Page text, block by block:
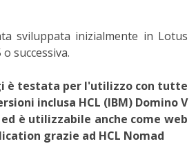
sviluppata inizialmente in Lotus
successiva.
è testata per l'utilizzo con tutte
inclusa HCL (IBM) Domino V
ed è utilizzabile anche come web
grazie ad HCL Nomad